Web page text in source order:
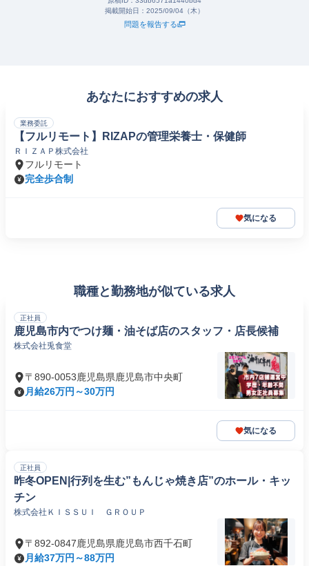
掲載開始日： 2025/09/04（木）
問題を報告する
あなたにおすすめの求人
業務委託
【フルリモート】RIZAPの管理栄養士・保健師
ＲＩＺＡＰ株式会社
フルリモート
完全歩合制
気になる
職種と勤務地が似ている求人
正社員
鹿児島市内でつけ麺・油そば店のスタッフ・店長候補
株式会社兎食堂
〒890-0053鹿児島県鹿児島市中央町
月給26万円～30万円
気になる
正社員
昨冬OPEN|行列を生む”もんじゃ焼き店”のホール・キッ
チン
株式会社ＫＩＳＳＵＩ ＧＲＯＵＰ
〒892-0847鹿児島県鹿児島市西千石町
月給37万円～88万円